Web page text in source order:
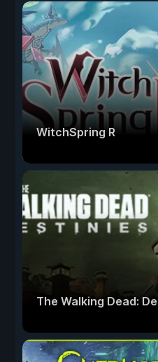
WitchSpring R
The Walking Dead: